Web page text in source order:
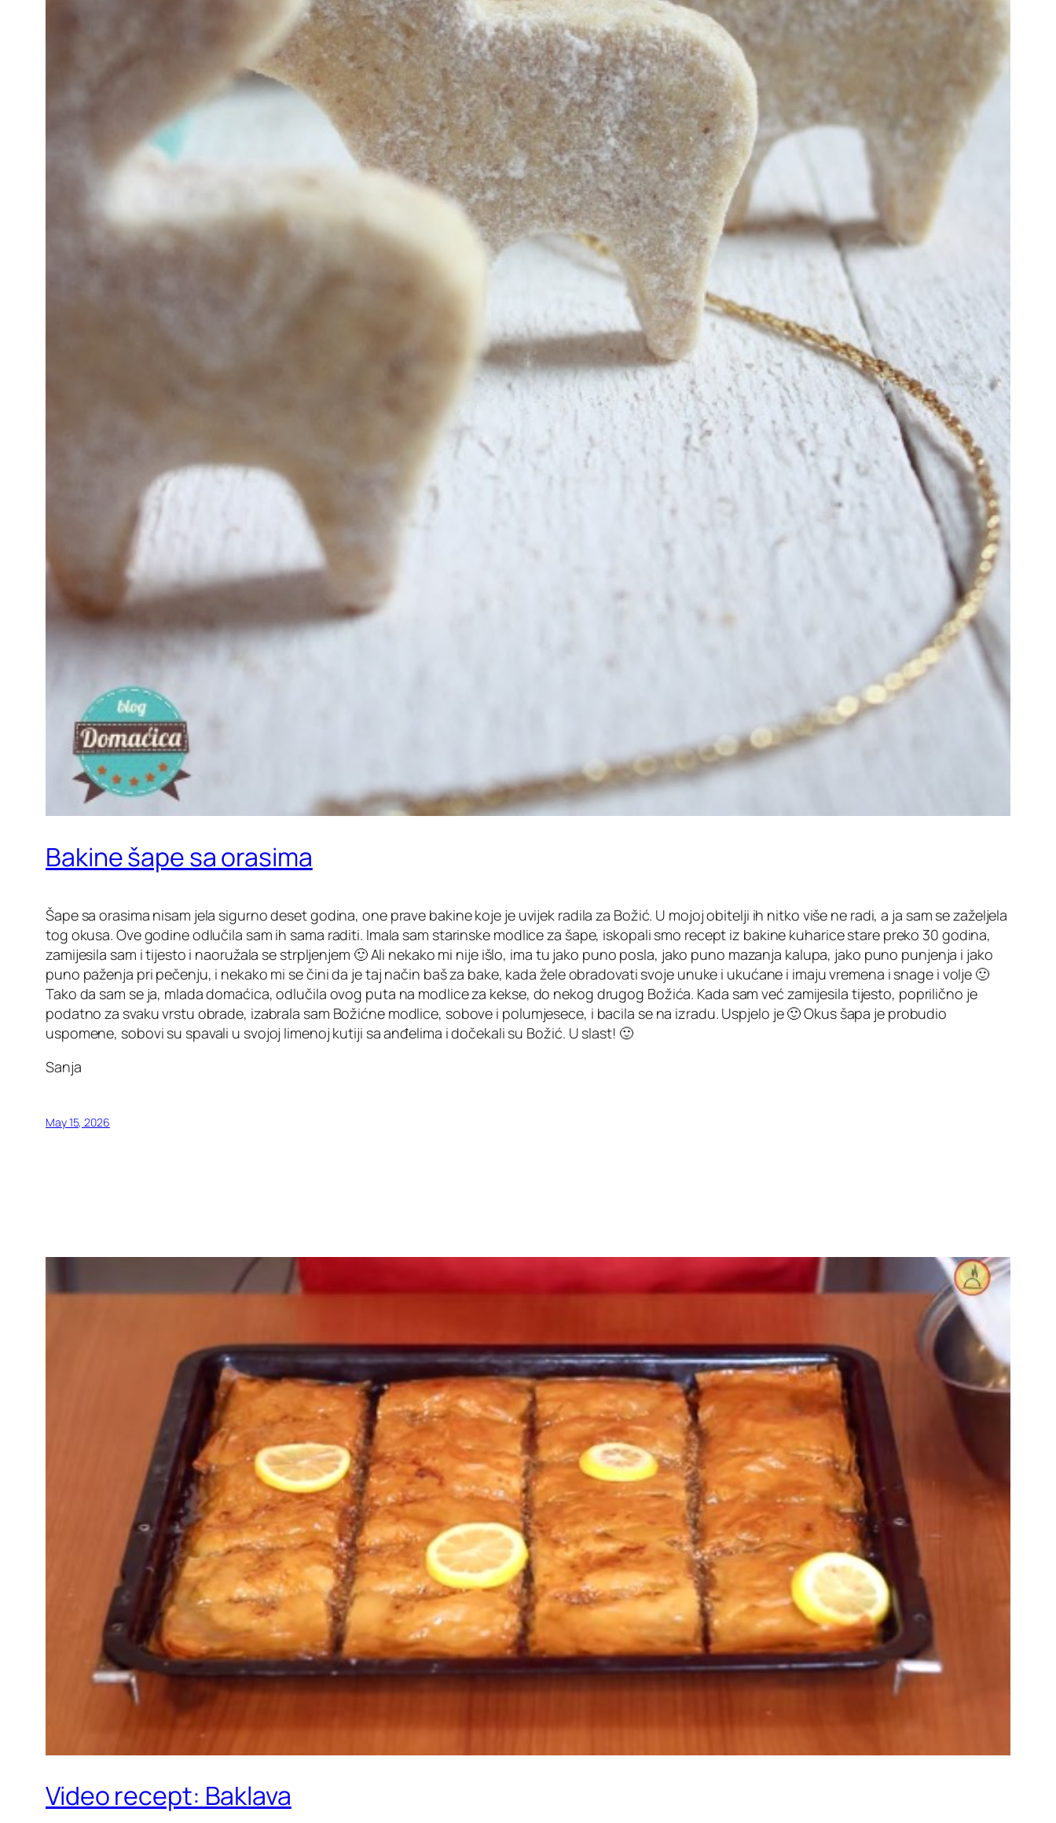
Bakine šape sa orasima
Šape sa orasima nisam jela sigurno deset godina, one prave bakine koje je uvijek radila za Božić. U mojoj obitelji ih nitko više ne radi, a ja sam se zaželjela
tog okusa. Ove godine odlučila sam ih sama raditi. Imala sam starinske modlice za šape, iskopali smo recept iz bakine kuharice stare preko 30 godina,
zamijesila sam i tijesto i naoružala se strpljenjem 🙂 Ali nekako mi nije išlo, ima tu jako puno posla, jako puno mazanja kalupa, jako puno punjenja i jako
puno paženja pri pečenju, i nekako mi se čini da je taj način baš za bake, kada žele obradovati svoje unuke i ukućane i imaju vremena i snage i volje 🙂
Tako da sam se ja, mlada domaćica, odlučila ovog puta na modlice za kekse, do nekog drugog Božića. Kada sam već zamijesila tijesto, poprilično je
podatno za svaku vrstu obrade, izabrala sam Božićne modlice, sobove i polumjesece, i bacila se na izradu. Uspjelo je 🙂 Okus šapa je probudio
uspomene, sobovi su spavali u svojoj limenoj kutiji sa anđelima i dočekali su Božić. U slast! 🙂
Sanja
May 15, 2026
Video recept: Baklava